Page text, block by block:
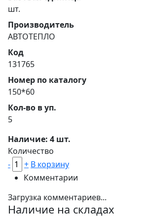
шт.
Производитель
АВТОТЕПЛО
Код
131765
Номер по каталогу
150*60
Кол-во в уп.
5
Наличие: 4 шт.
Количество
-
+ В корзину
Комментарии
Загрузка комментариев...
Наличие на складах